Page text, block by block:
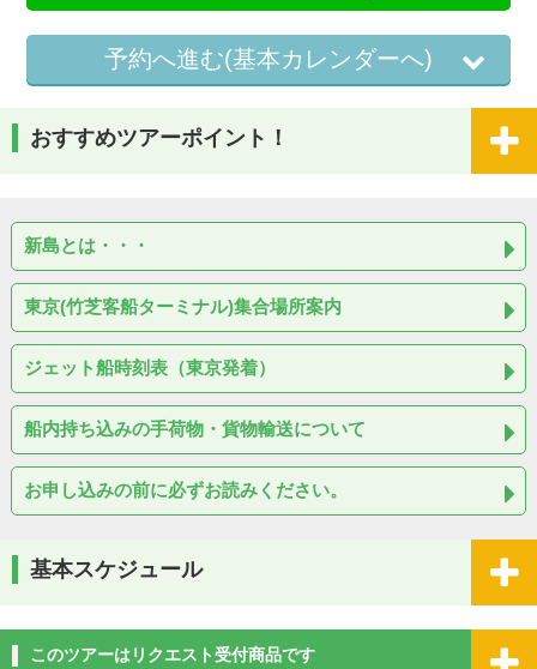
予約へ進む(基本カレンダーへ)
おすすめツアーポイント！
新島とは・・・
東京(竹芝客船ターミナル)集合場所案内
ジェット船時刻表（東京発着）
船内持ち込みの手荷物・貨物輸送について
お申し込みの前に必ずお読みください。
基本スケジュール
このツアーはリクエスト受付商品です